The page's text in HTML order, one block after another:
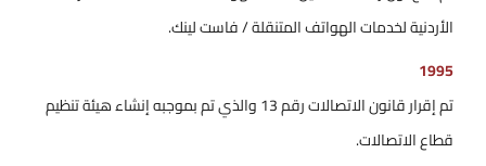
الأردنية لخدمات الهواتف المتنقلة / فاست لينك.
1995
تم إقرار قانون الاتصالات رقم 13 والذي تم بموجبه إنشاء هيئة تنظيم
قطاع الاتصالات.